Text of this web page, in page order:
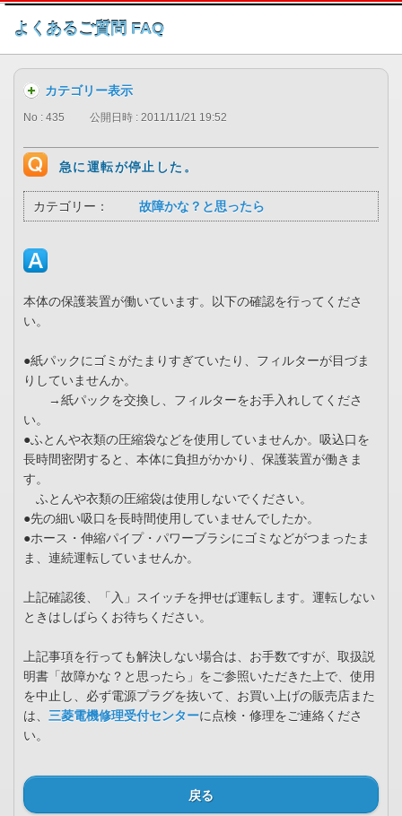
このページの本文へ
よくあるご質問 FAQ
カテゴリー表示
No : 435 公開日時 : 2011/11/21 19:52
急に運転が停止した。
カテゴリー： 故障かな？と思ったら
本体の保護装置が働いています。以下の確認を行ってくださ
い。
●紙パックにゴミがたまりすぎていたり、フィルターが目づま
りしていませんか。
→紙パックを交換し、フィルターをお手入れしてくださ
い。
●ふとんや衣類の圧縮袋などを使用していませんか。吸込口を
長時間密閉すると、本体に負担がかかり、保護装置が働きま
す。
ふとんや衣類の圧縮袋は使用しないでください。
●先の細い吸口を長時間使用していませんでしたか。
●ホース・伸縮パイプ・パワーブラシにゴミなどがつまったま
ま、連続運転していませんか。
上記確認後、「入」スイッチを押せば運転します。運転しない
ときはしばらくお待ちください。
上記事項を行っても解決しない場合は、お手数ですが、取扱説
明書「故障かな？と思ったら」をご参照いただきた上で、使用
を中止し、必ず電源プラグを抜いて、お買い上げの販売店また
は、 三菱電機修理受付センターに点検・修理をご連絡くださ
い。
戻る